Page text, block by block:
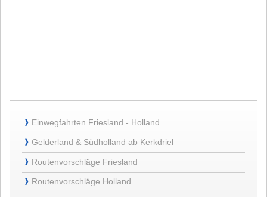
Einwegfahrten
Friesland
Holland
❱ Einwegfahrten Friesland - Holland
Gelderland
&
Südholland
ab
Kerkdriel
❱ Gelderland & Südholland ab Kerkdriel
Routenvorschläge
Friesland
❱ Routenvorschläge Friesland
Routenvorschläge
Holland
❱ Routenvorschläge Holland